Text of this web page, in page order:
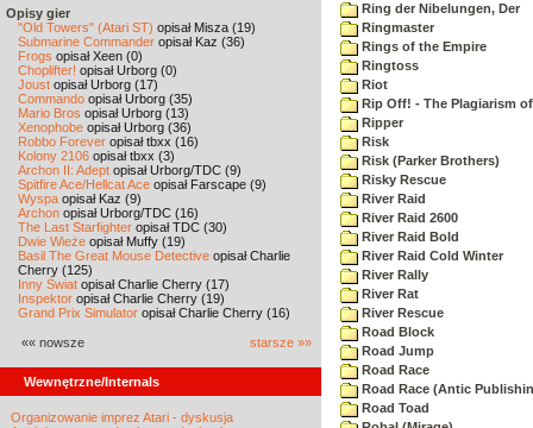
Opisy gier
"Old Towers" (Atari ST) opisał Misza (19)
Submarine Commander opisał Kaz (36)
Frogs opisał Xeen (0)
Choplifter! opisał Urborg (0)
Joust opisał Urborg (17)
Commando opisał Urborg (35)
Mario Bros opisał Urborg (13)
Xenophobe opisał Urborg (36)
Robbo Forever opisał tbxx (16)
Kolony 2106 opisał tbxx (3)
Archon II: Adept opisał Urborg/TDC (9)
Spitfire Ace/Hellcat Ace opisał Farscape (9)
Wyspa opisał Kaz (9)
Archon opisał Urborg/TDC (16)
The Last Starfighter opisał TDC (30)
Dwie Wieże opisał Muffy (19)
Basil The Great Mouse Detective opisał Charlie
Cherry (125)
Inny Świat opisał Charlie Cherry (17)
Inspektor opisał Charlie Cherry (19)
Grand Prix Simulator opisał Charlie Cherry (16)
«« nowsze starsze »»
Wewnętrzne/Internals
Organizowanie imprez Atari - dyskusja
Ring der Nibelungen, Der
Ringmaster
Rings of the Empire
Ringtoss
Riot
Rip Off! - The Plagiarism of
Ripper
Risk
Risk (Parker Brothers)
Risky Rescue
River Raid
River Raid 2600
River Raid Bold
River Raid Cold Winter
River Rally
River Rat
River Rescue
Road Block
Road Jump
Road Race
Road Race (Antic
Road Toad